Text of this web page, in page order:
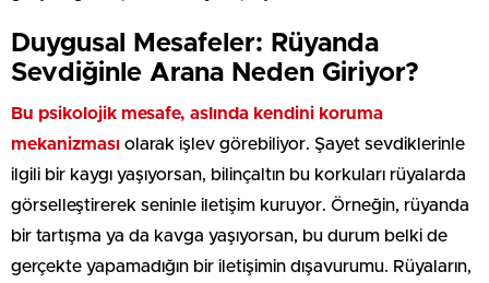
Duygusal Mesafeler: Rüyanda
Sevdiğinle Arana Neden Giriyor?
Bu psikolojik mesafe, aslında kendini koruma
mekanizması olarak işlev görebiliyor. Şayet sevdiklerinle
ilgili bir kaygı yaşıyorsan, bilinçaltın bu korkuları rüyalarda
görselleştirerek seninle iletişim kuruyor. Örneğin, rüyanda
bir tartışma ya da kavga yaşıyorsan, bu durum belki de
gerçekte yapamadığın bir iletişimin dışavurumu. Rüyaların,